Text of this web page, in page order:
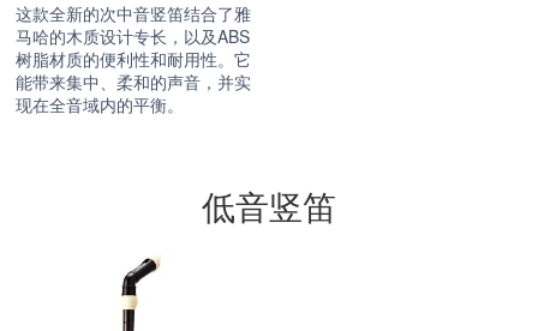
这款全新的次中音竖笛结合了雅
马哈的木质设计专长，以及ABS
树脂材质的便利性和耐用性。它
能带来集中、柔和的声音，并实
现在全音域内的平衡。
低音竖笛